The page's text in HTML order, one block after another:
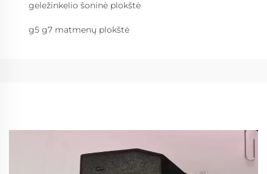
geležinkelio šoninė plokštė
g5 g7 matmenų plokštė